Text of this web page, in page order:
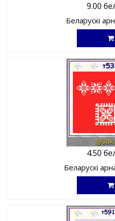
9.00
Беларускі
4.50
Беларускі